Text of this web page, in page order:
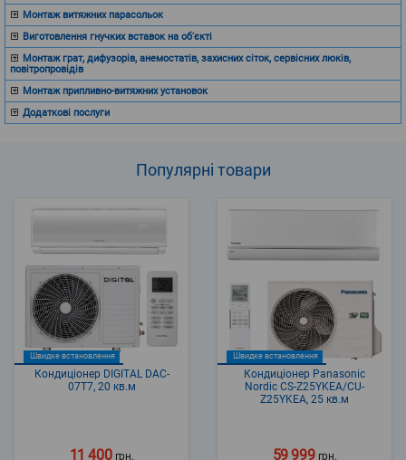
Монтаж витяжних парасольок
Виготовлення гнучких вставок на об'єкті
Монтаж грат, дифузорів, анемостатів, захисних сіток, сервісних люків,
повітропровідів
Монтаж припливно-витяжних установок
Додаткові послуги
Популярні товари
Швидке встановлення
Кондиціонер DIGITAL DAC-
07T7, 20 кв.м
11 400 грн.
Швидке встановлення
Кондиціонер Panasonic
Nordic CS-Z25YKEA/CU-
Z25YKEA, 25 кв.м
59 999 грн.